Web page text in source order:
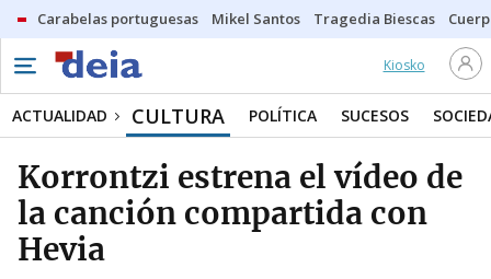
Carabelas portuguesas Mikel Santos Tragedia Biescas
Kiosko
ACTUALIDAD CULTURA POLÍTICA SUCESOS
Korrontzi estrena el vídeo de
la canción compartida con
Hevia